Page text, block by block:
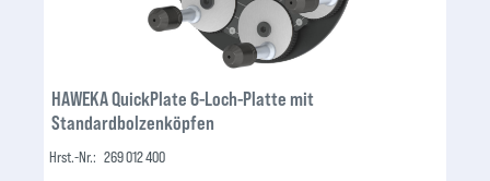
HAWEKA QuickPlate 6-Loch-Platte mit
Standardbolzenköpfen
Hrst.-Nr.: 269 012 400